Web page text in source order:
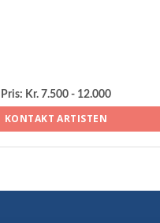
Pris: Kr. 7.500 - 12.000
KONTAKT ARTISTEN